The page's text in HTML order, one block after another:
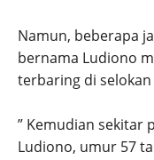
Namun, beberapa
bernama Ludiono
terbaring di selokan
” Kemudian sekitar
Ludiono, umur 57